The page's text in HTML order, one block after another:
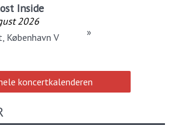
Inside
2026
København V
»
koncertkalenderen